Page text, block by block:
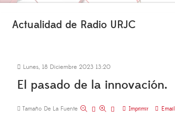
Actualidad de Radio URJC
Lunes, 18 Diciembre 2023 13:20
El pasado de la innovación.
Tamaño De La Fuente Imprimir Email